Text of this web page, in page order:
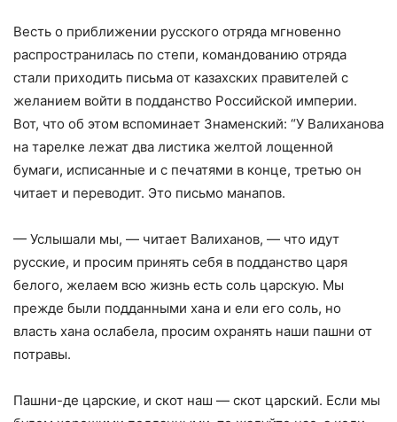
Весть о приближении русского отряда мгновенно
распространилась по степи, командованию отряда
стали приходить письма от казахских правителей с
желанием войти в подданство Российской империи.
Вот, что об этом вспоминает Знаменский: “У Валиханова
на тарелке лежат два листика желтой лощенной
бумаги, исписанные и с печатями в конце, третью он
читает и переводит. Это письмо манапов.
— Услышали мы, — читает Валиханов, — что идут
русские, и просим принять себя в подданство царя
белого, желаем всю жизнь есть соль царскую. Мы
прежде были подданными хана и ели его соль, но
власть хана ослабела, просим охранять наши пашни от
потравы.
Пашни-де царские, и скот наш — скот царский. Если мы